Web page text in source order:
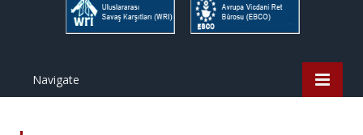
Navigate